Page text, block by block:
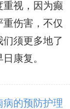
重视，因为癫
伤害，不仅
须更多地了
康复。
病的预防护理